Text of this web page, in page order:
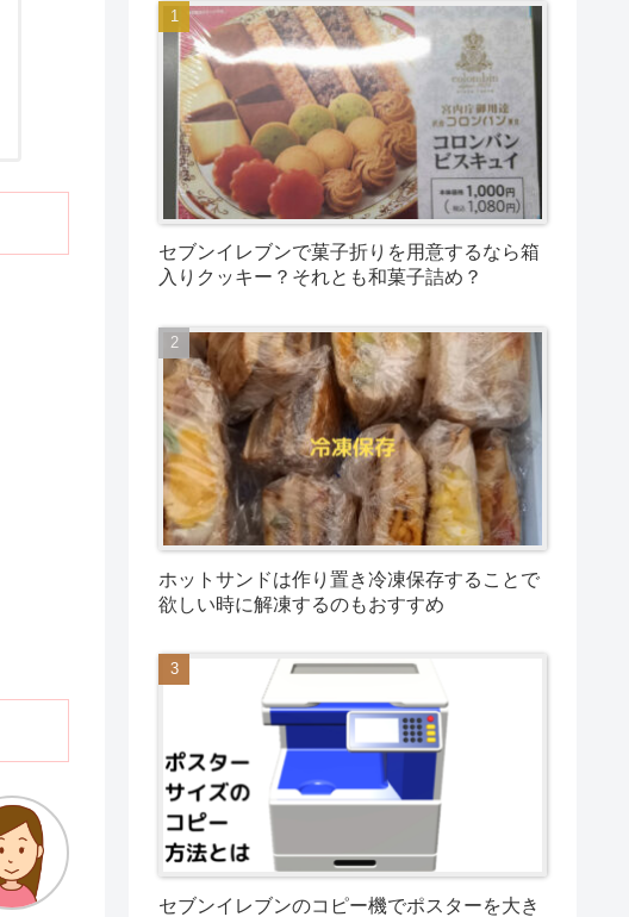
セブンイレブンで菓子折りを用意するなら箱
入りクッキー？それとも和菓子詰め？
ホットサンドは作り置き冷凍保存することで
欲しい時に解凍するのもおすすめ
セブンイレブンのコピー機でポスターを大き